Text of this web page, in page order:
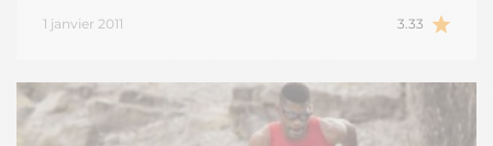
1 janvier 2011 3.33